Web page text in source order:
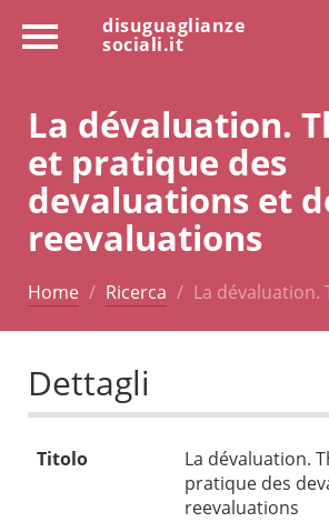
disuguaglianze
sociali.it
La dévaluation.
et pratique des
devaluations et
reevaluations
Home Ricerca La dévaluation.
Dettagli
Titolo
La dévaluation.
pratique des
reevaluations